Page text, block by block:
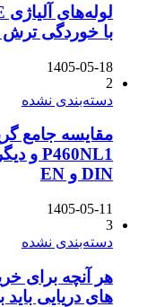
با خوردگی
1405-05-18
2
دسته‌بندی نشده
DIN و EN
1405-05-11
3
دسته‌بندی نشده
های دریایی باید